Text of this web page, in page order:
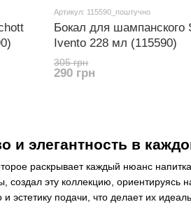
элегантность в
раскрывает каждый нюанс
создал эту коллекцию, ориентируясь
эстетику подачи, что делает их
Артикул: 115590_поштучно
Бокал для шампанского
Ivento 228 мл (115590)
305 грн
290 грн